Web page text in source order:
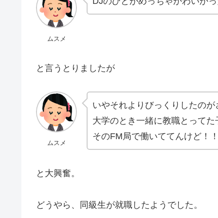
ムスメ
と言うとりましたが
ムスメ
いやそれよりびっくりしたのが
大学のとき一緒に教職とってた
そのFM局で働いててんけど！！
と大興奮。
どうやら、同級生が就職したようでした。